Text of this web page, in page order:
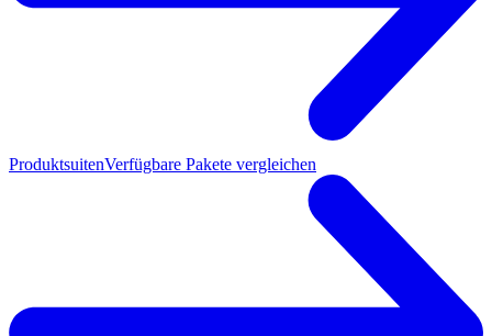
ProduktsuitenVerfügbare Pakete vergleichen